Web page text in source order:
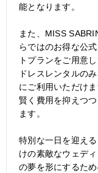
能となります。
また、MISS
らではのお得な公
トプランをご用意
ドレスレンタルの
にご利用いただけ
賢く費用を抑えつ
ます。
特別な一日を迎え
けの素敵なウェデ
の夢を形にするた